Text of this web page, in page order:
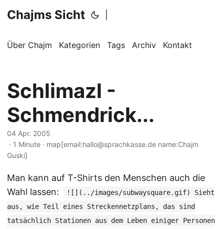
Chajms Sicht
Über Chajm Kategorien Tags Archiv Kontakt
Schlimazl -
Schmendrick...
04 Apr. 2005
· 1 Minute · map[email:hallo@sprachkasse.de name:Chajm
Guski]
Man kann auf T-Shirts den Menschen auch die
Wahl lassen:
![](../images/subwaysquare.gif) Sieht
aus, wie Teil eines Streckennetzplans, das sind
tatsächlich Stationen aus dem Leben einiger Personen